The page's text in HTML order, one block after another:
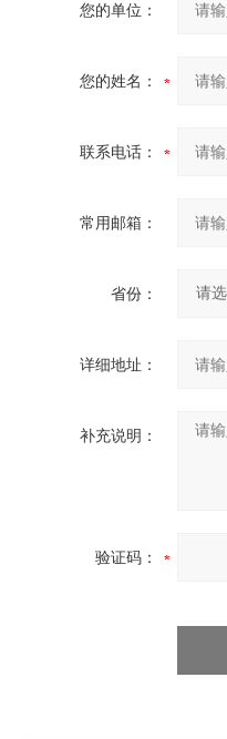
您的单位：
您的姓名：
联系电话：
常用邮箱：
省份：
详细地址：
补充说明：
验证码：